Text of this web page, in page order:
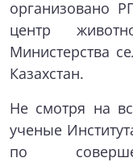
организовано
центр
Министерства
Казахстан.
Не смотря на
ученые
по